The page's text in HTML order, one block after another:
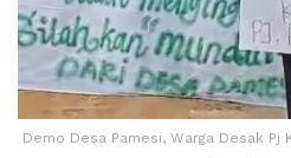
Demo Desa Pamesi, Warga Desak Pj